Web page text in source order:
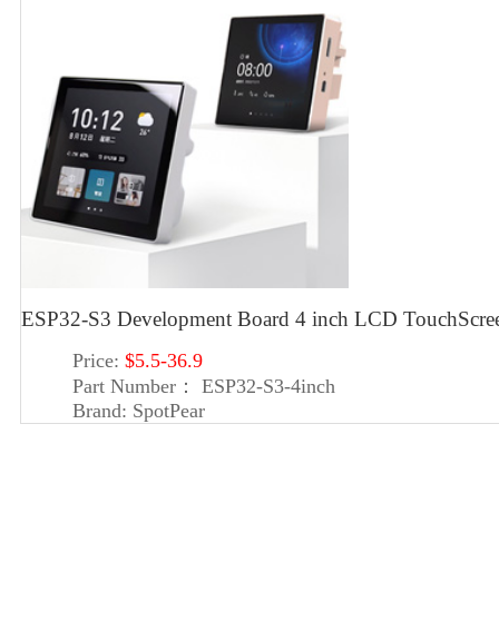
ESP32-S3 Development Board 4 inch LCD
Price: $5.5-36.9
Part Number：
ESP32-S3-4inch
Brand: SpotPear